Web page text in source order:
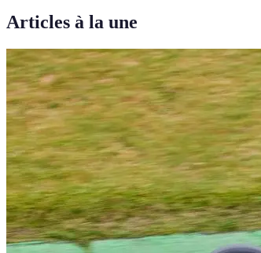
Articles à la une